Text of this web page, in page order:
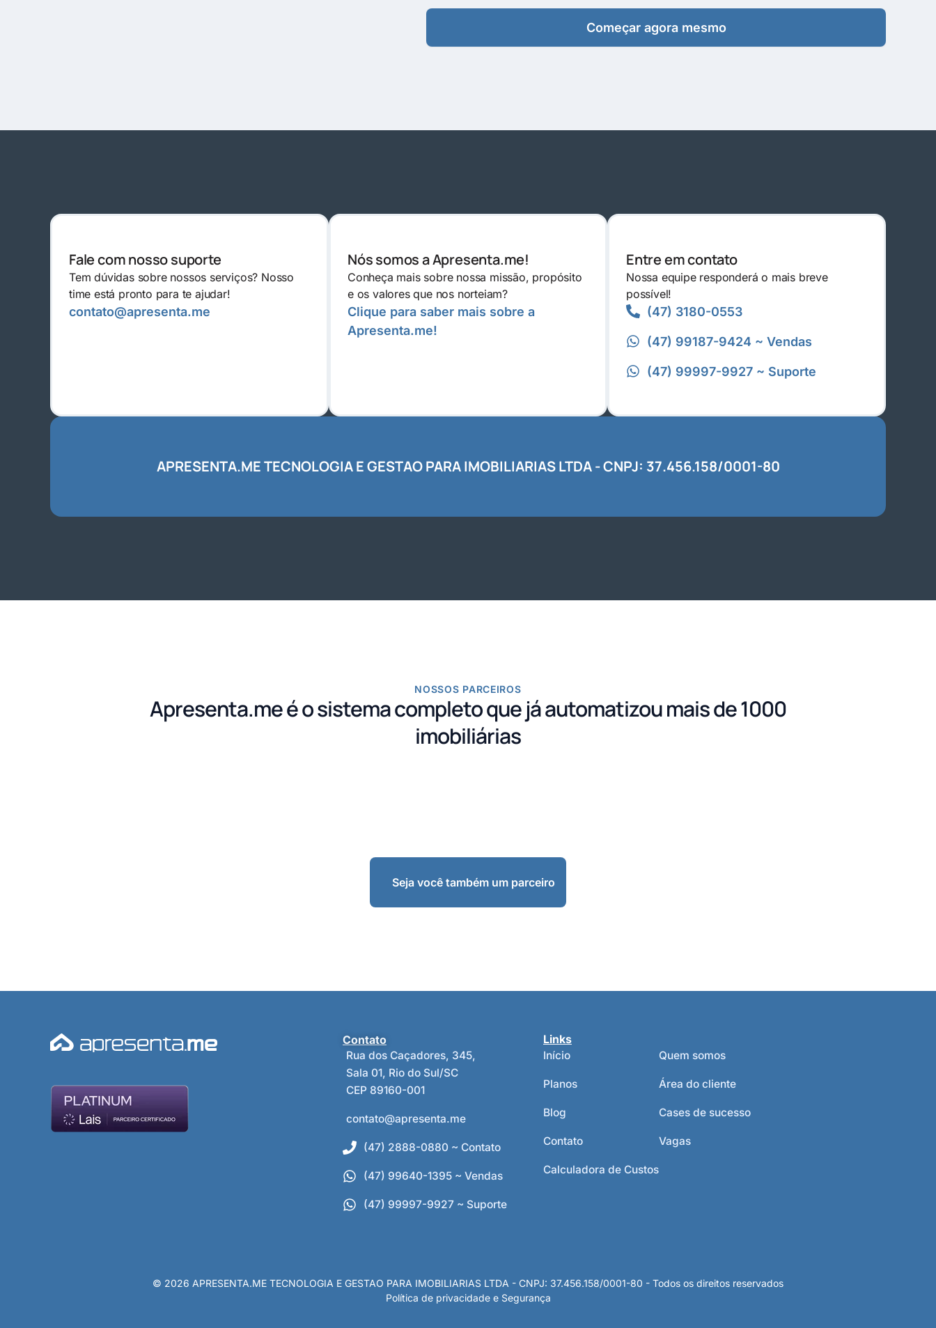
Começar agora mesmo
Fale com nosso suporte
Tem dúvidas sobre nossos serviços? Nosso
time está pronto para te ajudar!
contato@apresenta.me
Nós somos a Apresenta.me!
Conheça mais sobre nossa missão, propósito
e os valores que nos norteiam?
Clique para saber mais sobre a
Apresenta.me!
Entre em contato
Nossa equipe responderá o mais breve
possível!
(47) 3180-0553
(47) 99187-9424 ~ Vendas
(47) 99997-9927 ~ Suporte
APRESENTA.ME TECNOLOGIA E GESTAO PARA IMOBILIARIAS LTDA - CNPJ: 37.456.158/0001-80
NOSSOS PARCEIROS
Apresenta.me é o sistema completo que já automatizou mais de 1000
imobiliárias
Seja você também um parceiro
Contato
Rua dos Caçadores, 345,
Sala 01, Rio do Sul/SC
CEP 89160-001
contato@apresenta.me
(47) 2888-0880 ~ Contato
(47) 99640-1395 ~ Vendas
(47) 99997-9927 ~ Suporte
Links
Início
Planos
Blog
Contato
Calculadora de Custos
Quem somos
Área do cliente
Cases de sucesso
Vagas
© 2026 APRESENTA.ME TECNOLOGIA E GESTAO PARA IMOBILIARIAS LTDA - CNPJ: 37.456.158/0001-80 - Todos os direitos reservados
Política de privacidade e Segurança